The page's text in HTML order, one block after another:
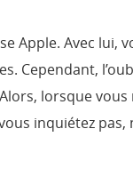
Apple. Avec lui,
Cependant,
lorsque
inquiétez